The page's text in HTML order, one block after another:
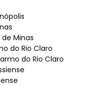
de Minas
do Rio Claro
do Rio Claro